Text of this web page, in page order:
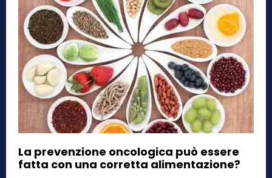
La prevenzione oncologica può essere
fatta con una corretta alimentazione?